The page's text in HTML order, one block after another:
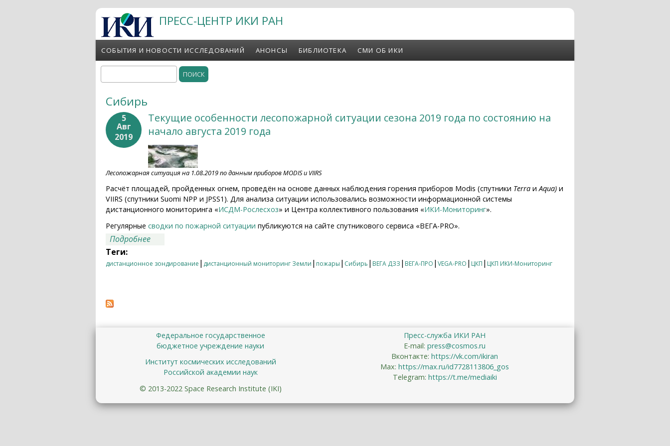
Перейти к основному содержанию ПРЕСС-ЦЕНТР ИКИ РАН
СОБЫТИЯ И НОВОСТИ ИССЛЕДОВАНИЙ АНОНСЫ БИБЛИОТЕКА СМИ ОБ ИКИ
Форма поиска
Сибирь
5
Авг
2019
Текущие особенности лесопожарной ситуации сезона 2019 года по состоянию на
начало августа 2019 года
Лесопожарная ситуация на 1.08.2019 по данным приборов MODIS и VIIRS
Расчёт площадей, пройденных огнем, проведён на основе данных наблюдения горения приборов Modis (спутники Terra иAqua) и
VIIRS (спутники Suomi NPP и JPSS1). Для анализа ситуации использовались возможности информационной системы
дистанционного мониторинга «ИСДМ-Рослесхоз» и Центра коллективного пользования «ИКИ-Мониторинг».
Регулярные сводки по пожарной ситуации публикуются на сайте спутникового сервиса «ВЕГА-PRO».
Подробнее
Теги:
дистанционное зондирование | дистанционный мониторинг Земли | пожары | Сибирь | ВЕГА ДЗЗ | ВЕГА-ПРО | VEGA-PRO | ЦКП | ЦКП ИКИ-Мониторинг
Федеральное государственное
бюджетное учреждение науки
Институт космических исследований
Российской академии наук
© 2013-2022 Space Research Institute (IKI)
Пресс-служба ИКИ РАН
E-mail: press@cosmos.ru
Вконтакте: https://vk.com/ikiran
Max: https://max.ru/id7728113806_gos
Telegram: https://t.me/mediaiki